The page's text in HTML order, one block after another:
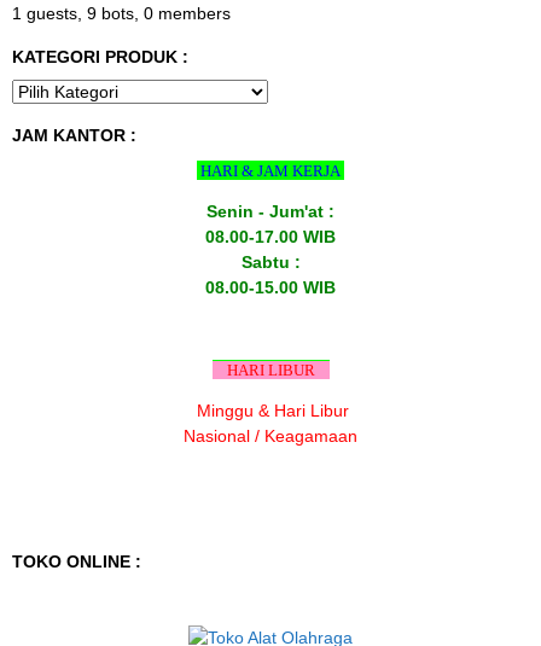
1 guests, 9 bots, 0 members
KATEGORI PRODUK :
JAM KANTOR :
HARI & JAM KERJA
Senin - Jum'at :
08.00-17.00 WIB
Sabtu :
08.00-15.00 WIB
HARI LIBUR
Minggu & Hari Libur
Nasional / Keagamaan
TOKO ONLINE :